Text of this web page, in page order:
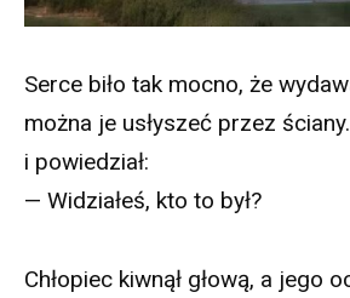
Serce biło tak mocno, że
można je usłyszeć przez
i powiedział:
— Widziałeś, kto to był?
Chłopiec kiwnął głową, a jego